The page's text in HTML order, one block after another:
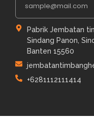
Pabrik Jembatan
Sindang Panon,
Banten 15560
+6281112111414